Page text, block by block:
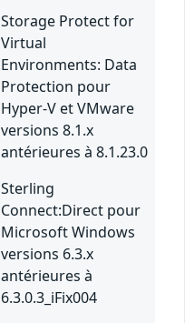
Storage Protect for
Virtual
Environments: Data
Protection pour
Hyper-V et VMware
versions 8.1.x
antérieures à 8.1.23.0
Sterling
Connect:Direct pour
Microsoft Windows
versions 6.3.x
antérieures à
6.3.0.3_iFix004